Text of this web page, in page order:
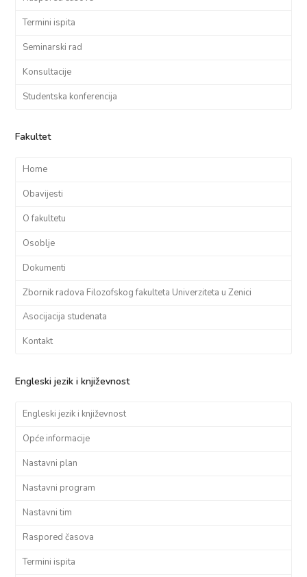
Termini ispita
Seminarski rad
Konsultacije
Studentska konferencija
Fakultet
Home
Obavijesti
O fakultetu
Osoblje
Dokumenti
Zbornik radova Filozofskog fakulteta Univerziteta u Zenici
Asocijacija studenata
Kontakt
Engleski jezik i književnost
Engleski jezik i književnost
Opće informacije
Nastavni plan
Nastavni program
Nastavni tim
Raspored časova
Termini ispita